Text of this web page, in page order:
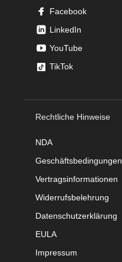
Facebook
LinkedIn
YouTube
TikTok
Rechtliche Hinweise
NDA
Geschäftsbedingungen
Vertragsinformationen
Widerrufsbelehrung
Datenschutzerklärung
EULA
Impressum